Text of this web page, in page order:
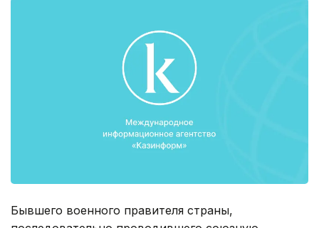
Бывшего военного правителя страны,